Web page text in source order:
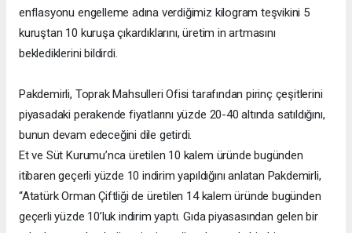
enflasyonu engelleme adına verdiğimiz kilogram teşvikini 5
kuruştan 10 kuruşa çıkardıklarını, üretim in artmasını
beklediklerini bildirdi.
Pakdemirli, Toprak Mahsulleri Ofisi tarafından pirinç çeşitlerini
piyasadaki perakende fiyatlarını yüzde 20-40 altında satıldığını,
bunun devam edeceğini dile getirdi.
Et ve Süt Kurumu’nca üretilen 10 kalem üründe bugünden
itibaren geçerli yüzde 10 indirim yapıldığını anlatan Pakdemirli,
“Atatürk Orman Çiftliği de üretilen 14 kalem üründe bugünden
geçerli yüzde 10’luk indirim yaptı. Gıda piyasasından gelen bir